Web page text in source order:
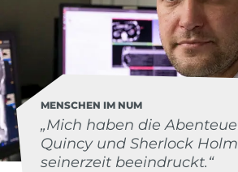
MENSCHEN IM NUM
„Mich haben die
Quincy und Sherlock
seinerzeit beeindruckt.“